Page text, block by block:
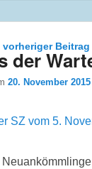
vorheriger Beitrag
der
20. November 2015
SZ vom 5.